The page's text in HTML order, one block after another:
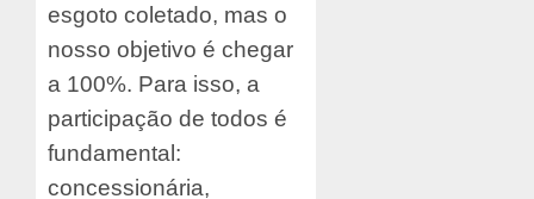
esgoto coletado, mas o
nosso objetivo é chegar
a 100%. Para isso, a
participação de todos é
fundamental:
concessionária,